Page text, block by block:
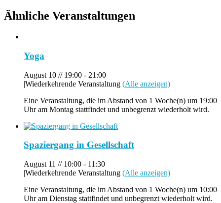
Ähnliche Veranstaltungen
Yoga
August 10 // 19:00 - 21:00
|Wiederkehrende Veranstaltung (Alle anzeigen)
Eine Veranstaltung, die im Abstand von 1 Woche(n) um 19:00
Uhr am Montag stattfindet und unbegrenzt wiederholt wird.
Spaziergang in Gesellschaft
August 11 // 10:00 - 11:30
|Wiederkehrende Veranstaltung (Alle anzeigen)
Eine Veranstaltung, die im Abstand von 1 Woche(n) um 10:00
Uhr am Dienstag stattfindet und unbegrenzt wiederholt wird.